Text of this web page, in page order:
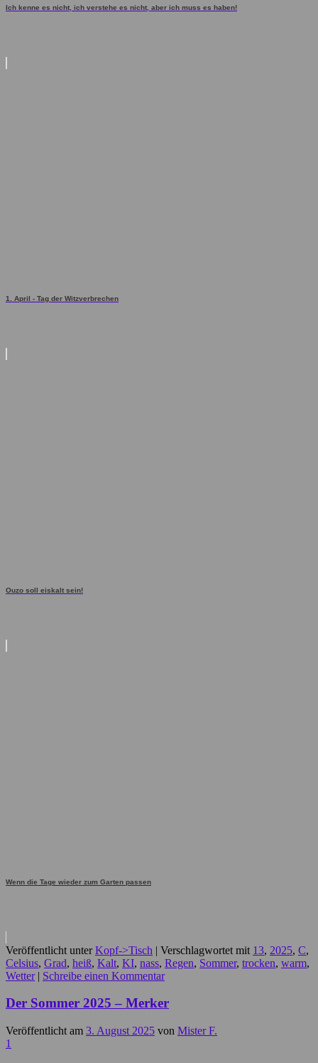
Ich kenne es nicht, ich verstehe es nicht, aber ich muss es haben!
1. April - Tag der Witzverbrechen
Ouzo soll eiskalt sein!
Wenn die Tage wieder zum Garten passen
Veröffentlicht unter Kopf->Tisch | Verschlagwortet mit 13, 2025, C,
Celsius, Grad, heiß, Kalt, KI, nass, Regen, Sommer, trocken, warm,
Wetter | Schreibe einen Kommentar
Der Sommer 2025 – Merker
Veröffentlicht am 3. August 2025 von Mister F.
1